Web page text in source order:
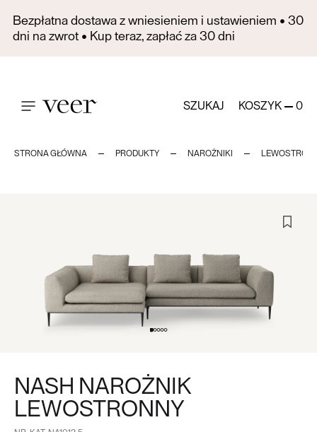
Bezpłatna dostawa z wniesieniem i ustawieniem • 30
dni na zwrot • Kup teraz, zapłać za 30 dni
SZUKAJ KOSZYK 0
STRONA GŁÓWNA PRODUKTY NAROŻNIKI
NASH NAROŻNIK
LEWOSTRONNY